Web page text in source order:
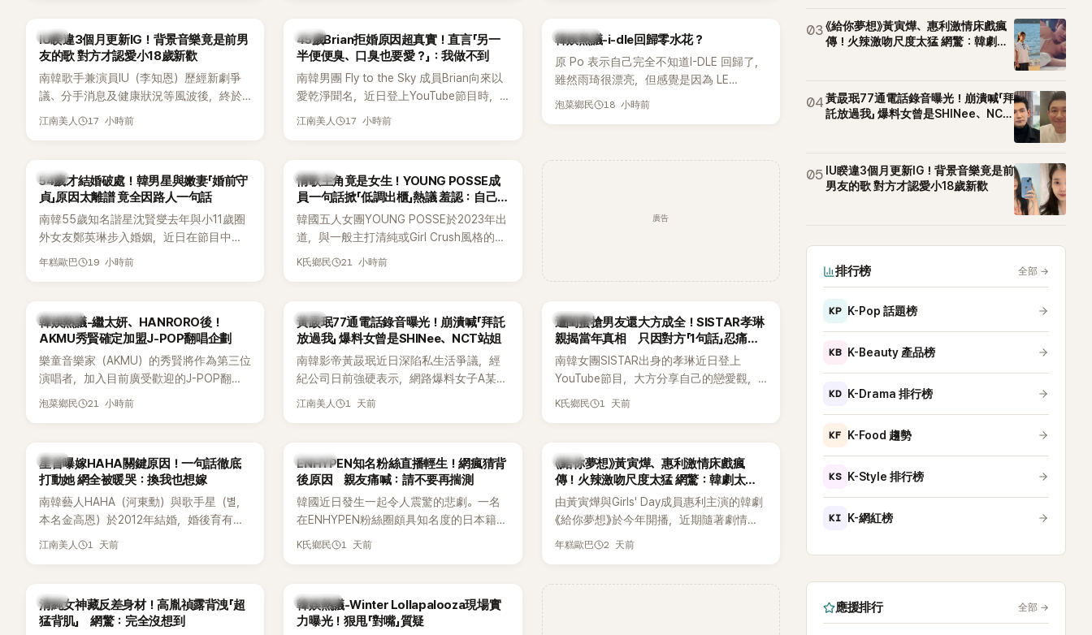
絲熱議。
韓星
IU睽違3個月更新IG！背景音樂竟是前男
友的歌 對方才認愛小18歲新歡
南韓歌手兼演員IU（李知恩）歷經新劇爭
議、分手消息及健康狀況等風波後，終於
睽違3個月更新社群平台，一口氣曬出20
音樂，意外掀起韓網討論。
江南美人 17 小時前
韓星
45歲Brian拒婚原因超真實！直言「另一
半便便臭、口臭也要愛？」：我做不到
南韓男團 Fly to the Sky 成員Brian向來以
愛乾淨聞名，近日登上YouTube節目時，
再度談到自己的婚姻觀，直言無法理解「連
江南美人 17 小時前
熱議討論
韓娛熱議-i-dle回歸零水花？
原 Po 表示自己完全不知道I-DLE 回歸了，
雖然雨琦很漂亮，但感覺是因為 LE
SSERAFIM 和 aespa 佔據了市場。
泡菜鄉民 18 小時前
韓星
54歲才結婚破處！韓男星與嫩妻「婚前守
貞」原因太離譜 竟全因路人一句話
南韓55歲知名諧星沈賢燮去年與小11歲圈
外女友鄭英琳步入婚姻，近日在節目中分
享與妻子的戀愛故事，笑稱兩人原本想享
前一直堅守「婚前守貞」的原因之一。
年糕歐巴 19 小時前
K-POP
情歌主角竟是女生！YOUNG POSSE成
員一句話掀「低調出櫃」熱議 羞認：自己
都不敢聽
韓國五人女團YOUNG POSSE於2023年出
道，與一般主打清純或Girl Crush風格的女
團不同，她們以濃厚的Hip-Hop元素、自
的音樂風格，在海外尤其是歐美市場累積
不少人氣，逐漸成為第五代女團中極具辨
識度的新生代代表之一。
K氏鄉民 21 小時前
廣告
熱議討論
韓娛熱議-繼太妍、HANRORO後！
AKMU秀賢確定加盟J-POP翻唱企劃
樂童音樂家（AKMU）的秀賢將作為第三位
演唱者，加入目前廣受歡迎的J-POP翻唱
企劃。繼太妍和Hanroro之後，秀賢已獲
泡菜鄉民 21 小時前
韓星
黃晸珉77通電話錄音曝光！崩潰喊「拜託
放過我」 爆料女曾是SHINee、NCT站姐
南韓影帝黃晸珉近日深陷私生活爭議，經
紀公司日前強硬表示，網路爆料女子A某涉
嫌長期跟蹤黃晸珉，已正式採取法律行
的單方面騷擾。如今，韓媒《Dispatch》再
曝光雙方77通電話的錄音內容，而A也首
度承認自己過去曾是SHINee、NCT等偶像
團體的「站姐」，事件持續延燒。
江南美人 1 天前
K-POP
遭閨蜜搶男友還大方成全！SISTAR孝琳
親揭當年真相 只因對方「1句話」忍痛放
手
南韓女團SISTAR出身的孝琳近日登上
YouTube節目，大方分享自己的戀愛觀，
更首度坦承過去曾遭最好的朋友搶走男
K氏鄉民 1 天前
韓星
星首曝嫁HAHA關鍵原因！一句話徹底
打動她 網全被暖哭：換我也想嫁
南韓藝人HAHA（河東勳）與歌手星（별，
本名金高恩）於2012年結婚，婚後育有兩
子一女，一家五口生活幸福美滿，也是韓
步入婚姻的最大理由。
江南美人 1 天前
K-POP
ENHYPEN知名粉絲直播輕生！網瘋猜背
後原因 親友痛喊：請不要再揣測
韓國近日發生一起令人震驚的悲劇。一名
在ENHYPEN粉絲圈頗具知名度的日本籍女
粉絲，日前在TikTok直播期間輕生，最終
止揣測，盼逝者安息。
K氏鄉民 1 天前
韓劇
《給你夢想》黃寅燁、惠利激情床戲瘋
傳！火辣激吻尺度太猛 網驚：韓劇太敢
拍
由黃寅燁與Girls' Day成員惠利主演的韓劇
《給你夢想》於今年開播，近期隨著劇情進
入高潮，男女主角的感情線快速升溫。最
年糕歐巴 2 天前
韓星
清純女神藏反差身材！高胤禎露背洩「超
猛背肌」 網驚：完全沒想到
熱議討論
韓娛熱議-Winter Lollapalooza現場實
力曝光！狠甩「對嘴」質疑
03《給你夢想》黃寅燁、惠利激情床戲瘋
傳！火辣激吻尺度太猛 網驚：韓劇太
04黃晸珉77通電話錄音曝光！崩潰喊「拜
託放過我」 爆料女曾是SHINee、NCT
05 IU睽違3個月更新IG！背景音樂竟是前
男友的歌 對方才認愛小18歲新歡
排行榜 全部 →
KP K-Pop 話題榜
KB K-Beauty 產品榜
KD K-Drama 排行榜
KF K-Food 趨勢
KS K-Style 排行榜
KI K-網紅榜
應援排行 全部 →